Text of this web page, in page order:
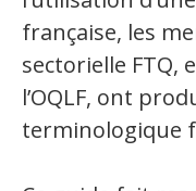
Aéronautique
Métallurgie
Automobile
Terminologie
française, les
sectorielle FTQ,
l’OQLF, ont
terminologique